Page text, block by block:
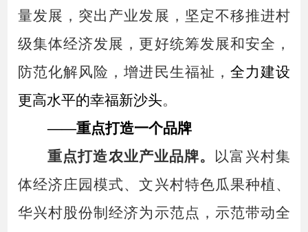
量发展， 突出产业发展 ，坚定不移推进村
级集体经济发展，更好统筹发展和安全，
防范化解风险，增进民生福祉， 全力建设
更高水平的幸福新沙头。
——重点打造一个品牌
重点打造农业产业品牌。
以富兴村集
体经济庄园模式、文兴村特色瓜果种植、
华兴村股份制经济为示范点，示范带动全